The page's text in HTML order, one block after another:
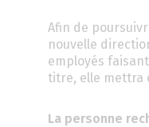
Afin de
nouvelle
employés
titre, elle mettra
La personne